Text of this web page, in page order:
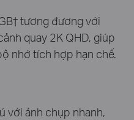
†tương đương với
quay 2K QHD, giúp
nhớ tích hợp hạn chế.
với ảnh chụp nhanh,